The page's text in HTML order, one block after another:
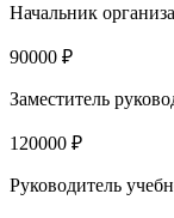
Начальник
90000 ₽
Заместитель
120000 ₽
Руководитель